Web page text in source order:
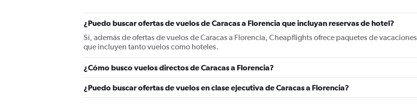
¿Puedo buscar ofertas de vuelos de Caracas a Florencia que incluyan reservas de hotel?
Sí, además de ofertas de vuelos de Caracas a Florencia, Cheapflights ofrece paquetes de vacaciones
que incluyen tanto vuelos como hoteles.
¿Cómo busco vuelos directos de Caracas a Florencia?
¿Puedo buscar ofertas de vuelos en clase ejecutiva de Caracas a Florencia?